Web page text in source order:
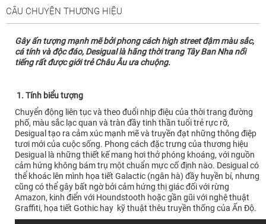
CÂU CHUYỆN THƯƠNG HIỆU
Gây ấn tượng mạnh mẽ bởi phong cách high street đậm màu sắc,
cá tính và độc đáo, Desigual là hãng thời trang Tây Ban Nha nổi
tiếng rất được giới trẻ Châu Âu ưa chuộng.
1. Tính biểu tượng
Chuyển động liên tục và theo đuổi nhịp điệu của thời trang đường
phố, màu sắc lạc quan và tràn đầy tinh thần tuổi trẻ rực rỡ,
Desigual tạo ra cảm xúc mạnh mẽ và truyền đạt những thông điệp
tươi mới của cuộc sống. Phong cách đặc trưng của thương hiệu
Desigual là những thiết kế mang hơi thở phóng khoáng, với nguồn
cảm hứng không bám trụ một chuẩn mực cố định nào. Desigual có
thể khoác lên mình họa tiết Galactic (ngân hà) đầy huyền bí, nhưng
cũng có thể gây bất ngờ bởi cảm hứng thị giác đối với rừng
Amazon, kinh điển với Houndstooth hoặc gần gũi với nghệ thuật
Graffiti, họa tiết Gothic hay kỹ thuật thêu truyền thống của Ấn Độ.